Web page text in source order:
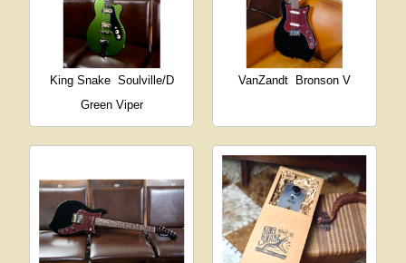
King Snake Soulville/D
Green Viper
VanZandt Bronson V